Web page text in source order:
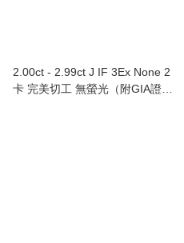
2.00ct - 2.99ct J IF 3Ex None 2
卡 完美切工 無螢光（附GIA證